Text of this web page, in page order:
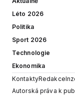
Léto 2026
Politika
Sport 2026
Technologie
Ekonomika
KontaktyRedakce
Autorská práva k